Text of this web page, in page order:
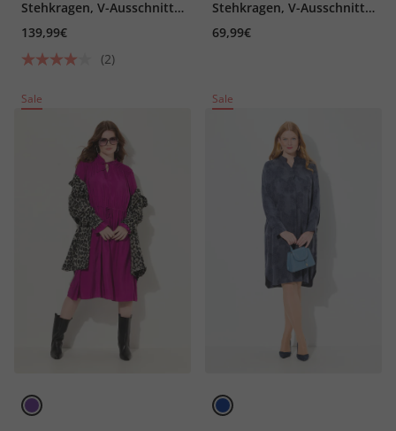
Stehkragen, V-Ausschnitt,
Langarm
139,99€
(2)
Stehkragen, V-Ausschnitt,
Halbarm
69,99€
Sale Sale